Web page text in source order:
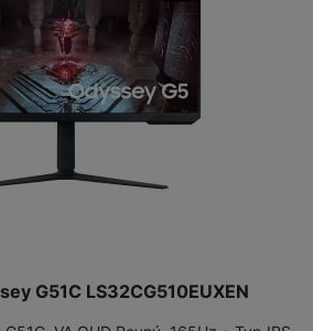
G51C LS32CG510EUXEN